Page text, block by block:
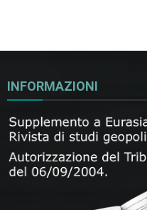
INFORMAZIONI